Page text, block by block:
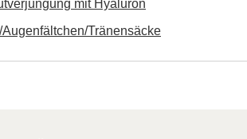
mit Hyaluron
Tränensäcke